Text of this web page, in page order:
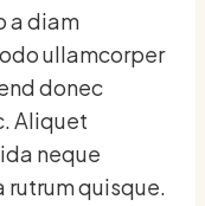
a diam
ullamcorper
donec
Aliquet
neque
rutrum quisque.